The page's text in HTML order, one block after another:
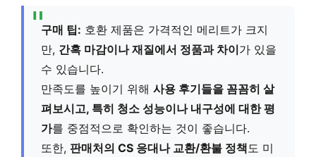
구매 팁: 호환 제품은 가격적인 메리트가 크지
만, 간혹 마감이나 재질에서 정품과 차이가 있을
수 있습니다.
만족도를 높이기 위해 사용 후기들을 꼼꼼히 살
펴보시고, 특히 청소 성능이나 내구성에 대한 평
가를 중점적으로 확인하는 것이 좋습니다.
또한, 판매처의 CS 응대나 교환/환불 정책 도 미